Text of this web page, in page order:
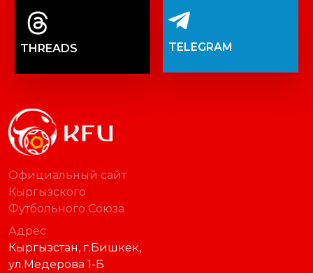
THREADS TELEGRAM
Официальный сайт
Кыргызского
Футбольного Союза
Адрес
Кыргызстан, г.Бишкек,
ул.Медерова 1-Б